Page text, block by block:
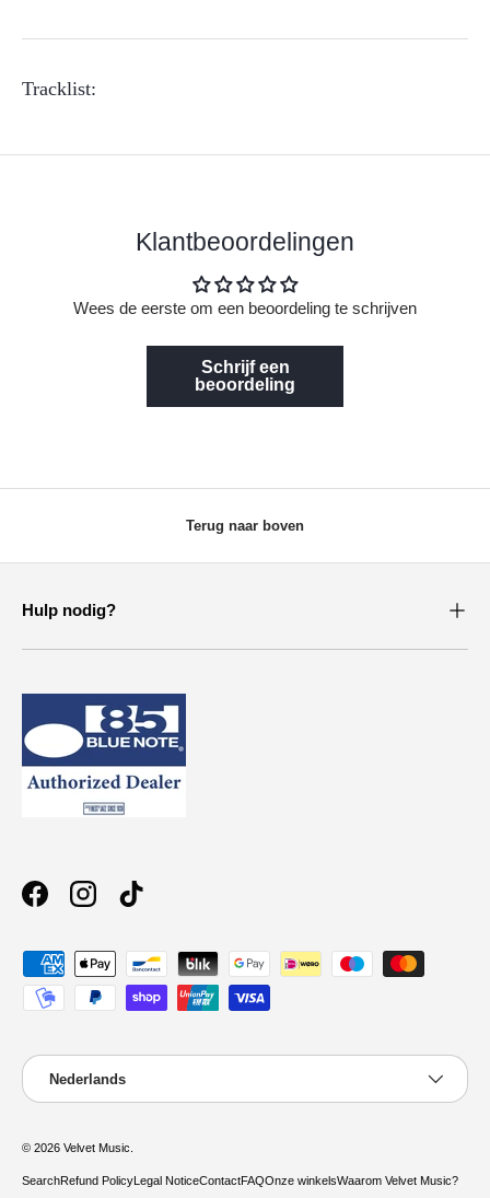
Tracklist:
Klantbeoordelingen
Wees de eerste om een beoordeling te schrijven
Schrijf een
beoordeling
Terug naar boven
Hulp nodig?
FacebookInstagramTikTok
Geaccepteerde betaalmethoden
Taal
Nederlands
© 2026 Velvet Music
SearchRefund PolicyLegal NoticeContactFAQOnze winkelsWaarom Velvet Music?